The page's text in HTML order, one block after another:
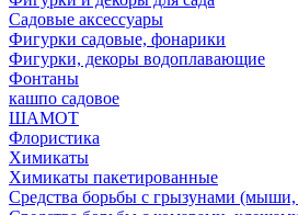
Садовые аксессуары
Фигурки садовые, фонарики
Фигурки, декоры водоплавающие
Фонтаны
кашпо садовое
ШАМОТ
Флористика
Химикаты
Химикаты пакетированные
Средства борьбы с грызунами